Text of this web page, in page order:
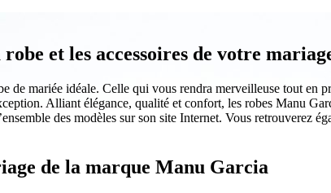
et les accessoires de votre
de mariée idéale. Celle qui vous rendra merveilleuse tout en
Alliant élégance, qualité et confort, les robes Manu
des modèles sur son site Internet. Vous retrouverez
de la marque Manu Garcia